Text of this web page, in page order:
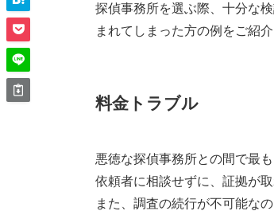
探偵事務所を選ぶ際、十分な
まれてしまった方の例をご紹介
料金トラブル
悪徳な探偵事務所との間で最
依頼者に相談せずに、証拠が
また、調査の続行が不可能な